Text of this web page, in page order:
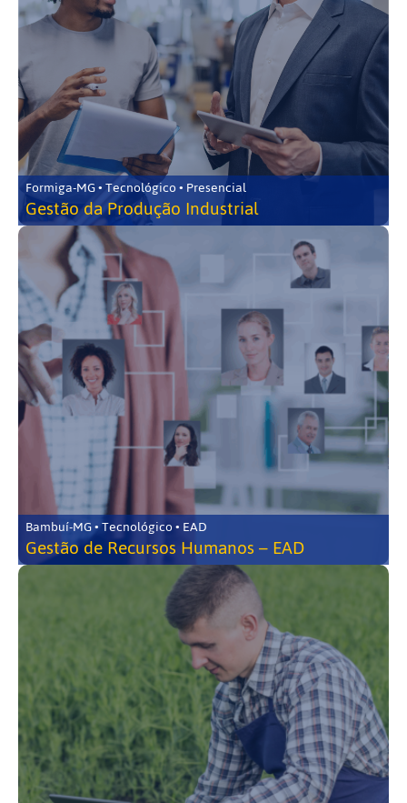
Formiga-MG • Tecnológico • Presencial
Gestão da Produção Industrial
Bambuí-MG • Tecnológico • EAD
Gestão de Recursos Humanos – EAD